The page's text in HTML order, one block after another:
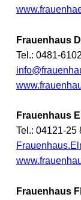
Frauenhaus
Tel.: 0481-
Frauenhaus
Tel.: 04121-25
Frauenhaus